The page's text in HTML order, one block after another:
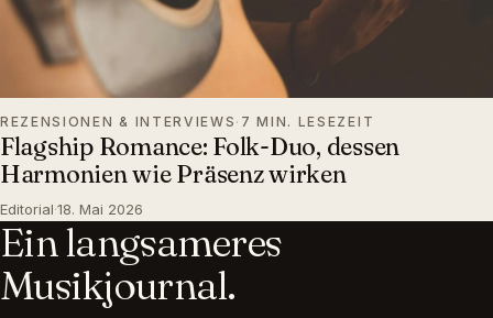
REZENSIONEN & INTERVIEWS · 7 MIN. LESEZEIT
Flagship Romance: Folk-Duo, dessen
Harmonien wie Präsenz wirken
Editorial·18. Mai 2026
Ein langsameres
Musikjournal.